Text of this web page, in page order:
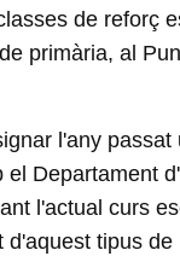
de reforç
primària, al
l'any passat
el Departament
l'actual curs
d'aquest tipus de